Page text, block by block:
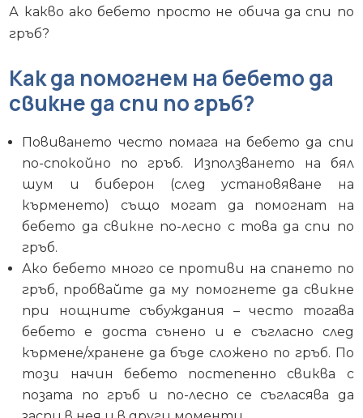
А какво ако бебето просто не обича да спи по
гръб?
Как да помогнем на бебето да
свикне да спи по гръб?
Повиването често помага на бебето да спи
по-спокойно по гръб. Използването на бял
шум и биберон (след установяване на
кърменето) също могат да помогнат на
бебето да свикне по-лесно с това да спи по
гръб.
Ако бебето много се противи на спането по
гръб, пробвайте да му помогнете да свикне
при нощните събуждания – често тогава
бебето е доста сънено и е съгласно след
кърмене/хранене да бъде сложено по гръб. По
този начин бебето постепенно свиква с
позата по гръб и по-лесно се съгласява да